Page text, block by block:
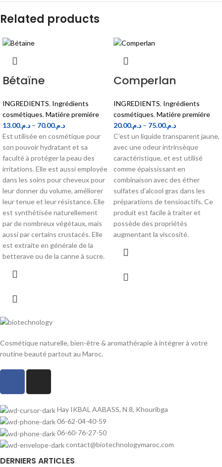
Related products
Bétaïne
INGREDIENTS, Ingrédients
cosmétiques, Matiére premiére
د.م.13.00 – د.م.70.00
Est utilisée en cosmétique pour
son pouvoir hydratant et sa
faculté à protéger la peau des
irritations. Elle est aussi employée
dans les soins pour cheveux pour
leur donner du volume, améliorer
leur tenue et leur résistance. Elle
est synthétisée naturellement
par de nombreux végétaux, mais
aussi par certains crustacés. Elle
est extraite en générale de la
betterave ou de la canne à sucre.
Comperlan
INGREDIENTS, Ingrédients
cosmétiques, Matiére premiére
د.م.20.00 – د.م.75.00
C’est un liquide transparent jaune,
avec une odeur intrinsèque
caractéristique, et est utilisé
comme épaississant en
combinaison avec des éther
sulfates d’alcool gras dans les
préparations de tensioactifs. Ce
produit est facile à traiter et
possède des propriétés
augmentant la viscosité.
Cosmétique naturelle, bien-être & aromathérapie à intégrer à votre
routine beauté partout au Maroc.
Hay IKBAL AABASS, N 8, Khouribga
06-62-04-40-59
06-60-76-27-50
contact@biotechnologymaroc.com
DERNIERS ARTICLES